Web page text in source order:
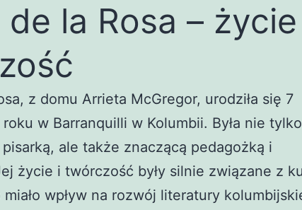
la Rosa –
z domu Arrieta McGregor, urodziła się 7
w Barranquilli w Kolumbii. Była nie tylko
ale także znaczącą pedagożką i
życie i twórczość były silnie związane z
wpływ na rozwój literatury